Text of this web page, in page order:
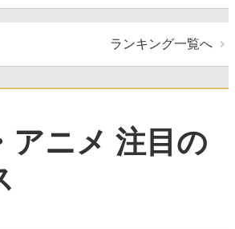
ランキング一覧へ
アニメ 注目の